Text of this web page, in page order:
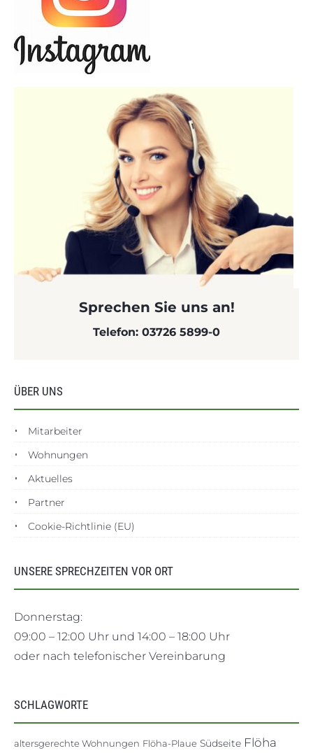
Sprechen Sie uns an!
Telefon: 03726 5899-0
ÜBER UNS
Mitarbeiter
Wohnungen
Aktuelles
Partner
Cookie-Richtlinie (EU)
UNSERE SPRECHZEITEN VOR ORT
Donnerstag:
09:00 – 12:00 Uhr und 14:00 – 18:00 Uhr
oder nach telefonischer Vereinbarung
SCHLAGWORTE
altersgerechte Wohnungen Flöha-Plaue Südseite Flöha